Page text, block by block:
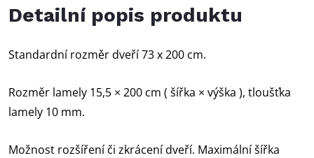
Detailní popis produktu
Standardní rozměr dveří 73 x 200 cm.
Rozměr lamely 15,5 × 200 cm ( šířka × výška ), tloušťka
lamely 10 mm.
Možnost rozšíření či zkrácení dveří. Maximální šířka